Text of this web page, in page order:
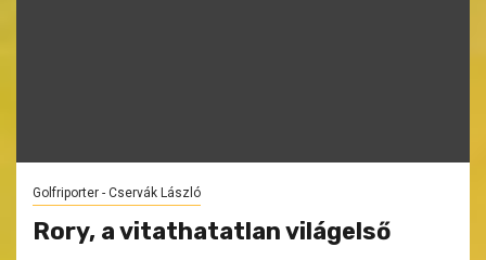
Golfriporter - Cservák László
Rory, a vitathatatlan világelső